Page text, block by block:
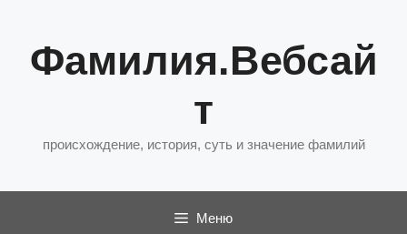
содержимому
Фамилия.Вебсай
т
происхождение, история, суть и значение фамилий
Меню